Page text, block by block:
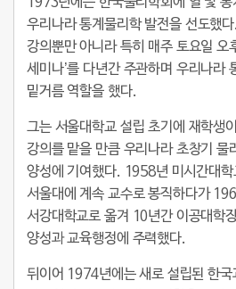
우리나라 통계물리학 발전을 선도했
강의뿐만 아니라 특히 매주 토요일 오
세미나’를 다년간 주관하며 우리나라
밑거름 역할을 했다.
그는 서울대학교 설립 초기에 재학생
강의를 맡을 만큼 우리나라 초창기 물
양성에 기여했다. 1958년 미시간대
서울대에 계속 교수로 봉직하다가
서강대학교로 옮겨 10년간 이공대학
양성과 교육행정에 주력했다.
뒤이어 1974년에는 새로 설립된 한국